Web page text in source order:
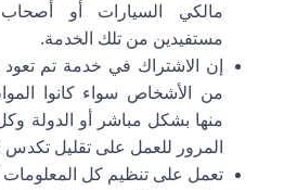
مالكي السيارات أو
مستفيدين من تلك الخدمة.
إن الاشتراك في خدمة تم تعود
من الأشخاص سواء كانوا
منها بشكل مباشر أو الدولة
المرور للعمل على تقليل تكدس
تعمل على تنظيم كل المعلومات